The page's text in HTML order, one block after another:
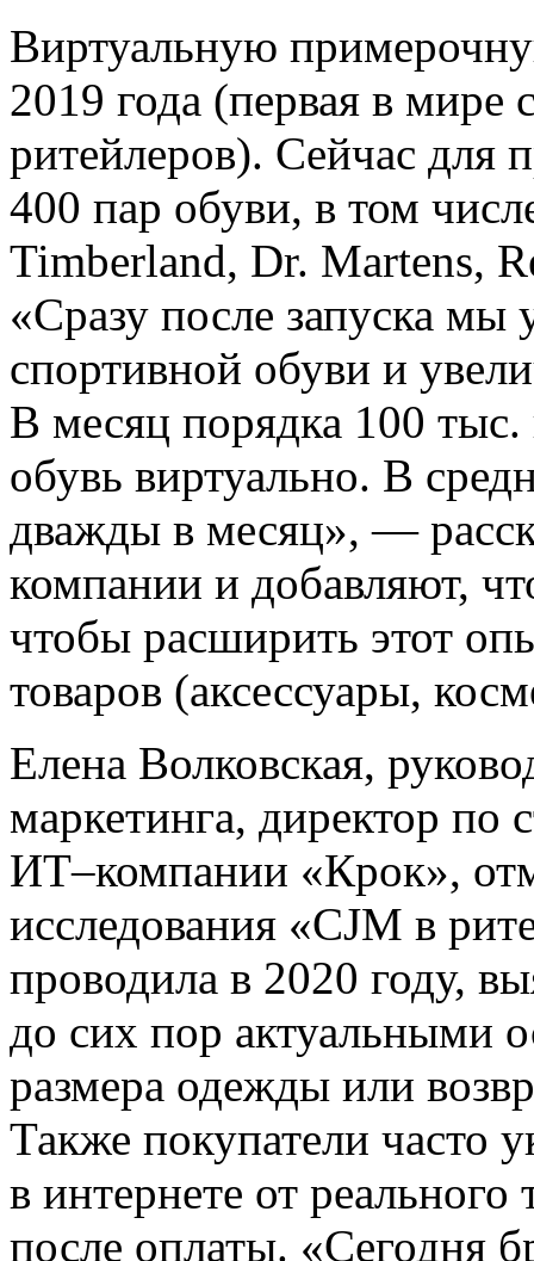
Виртуальную
2019 года (первая в мире
ритейлеров). Сейчас для
400 пар обуви, в том
Timberland, Dr. Martens,
«Сразу после запуска мы
спортивной обуви и
В месяц порядка 100
обувь виртуально. В
дважды в месяц», —
компании и добавляют,
чтобы расширить этот
товаров (аксессуары,
Елена Волковская,
маркетинга, директор по
ИТ–компании «Крок»,
исследования «CJM в
проводила в 2020 году,
до сих пор актуальными
размера одежды или
Также покупатели часто
в интернете от
после оплаты. «Сегодня